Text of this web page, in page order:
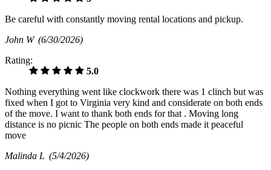
Be careful with constantly moving rental locations and pickup.
John W (6/30/2026)
Rating:
5.0
Nothing everything went like clockwork there was 1 clinch but was
fixed when I got to Virginia very kind and considerate on both ends
of the move. I want to thank both ends for that . Moving long
distance is no picnic The people on both ends made it peaceful
move
Malinda L (5/4/2026)